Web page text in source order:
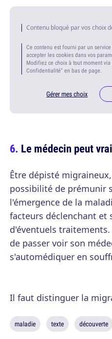
Contenu bloqué par vos choix
Ce contenu est fourni par un
accepter les cookies dans vos
Modifiez ce choix à tout moment
Confidentialité" en bas de page.
Gérer mes choix
Le médecin peut
Être dépisté
possibilité de prémunir
l'émergence de la
facteurs déclenchant et
d'éventuels
de passer voir son
s'automédiquer en
Il faut distinguer la
maladie texte découverte